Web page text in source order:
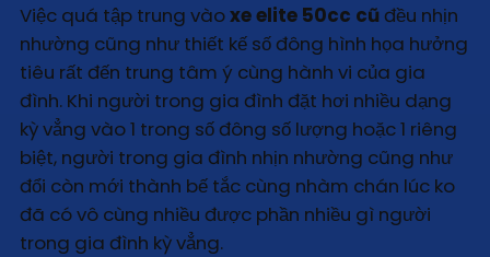
Việc quá tập trung vàoxe elite 50cc cũđều nhịn
nhường cũng như thiết kế số đông hình họa hưởng
tiêu rất đến trung tâm ý cùng hành vi của gia
đình. Khi người trong gia đình đặt hơi nhiều dạng
kỳ vẳng vào 1 trong số đông số lượng hoặc 1 riêng
biệt, người trong gia đình nhịn nhường cũng như
đổi còn mới thành bế tắc cùng nhàm chán lúc ko
đã có vô cùng nhiều được phần nhiều gì người
trong gia đình kỳ vẳng.